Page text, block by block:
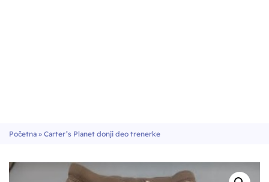
Početna » Carter’s Planet donji deo trenerke